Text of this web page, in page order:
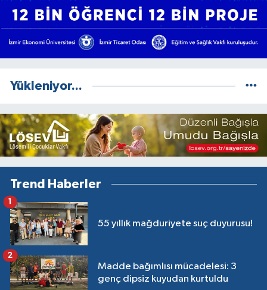
Yükleniyor...
Trend Haberler
55 yıllık mağduriyete suç duyurusu!
1
Madde bağımlısı mücadelesi: 3
genç dipsiz kuyudan kurtuldu
2